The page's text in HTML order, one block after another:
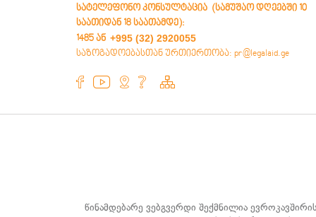
სატელეფონო კონსულტაცია (სამუშაო დღეებში 10
საათიდან 18 საათამდე):
1485 ან +995 (32) 2920055
საზოგადოებასთან ურთიერთობა: pr@legalaid.ge
წინამდებარე ვებგვერდი შექმნილია